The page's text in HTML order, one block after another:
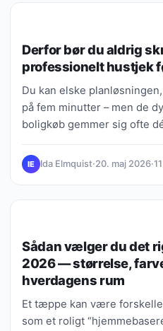
Derfor bør du aldrig
professionelt hustjek
Du kan elske
på fem minutter – men de
boligkøb gemmer sig ofte
IE Ida Elmquist·20. maj 2026·
Sådan vælger du det
2026 — størrelse,
hverdagens rum
Et tæppe kan være
som et roligt